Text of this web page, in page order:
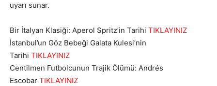
uyarı sunar.
Bir İtalyan Klasiği: Aperol Spritz’in Tarihi TIKLAYINIZ
İstanbul’un Göz Bebeği Galata Kulesi’nin
Tarihi TIKLAYINIZ
Centilmen Futbolcunun Trajik Ölümü: Andrés
Escobar TIKLAYINIZ